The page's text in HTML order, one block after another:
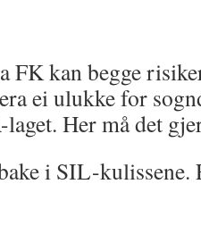
FK kan begge
ei ulukke for
Her må det
i SIL-kulissene.